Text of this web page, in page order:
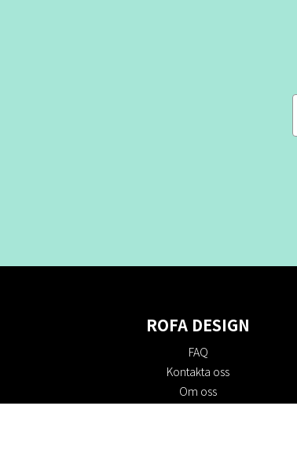
ROFA DESIGN
FAQ
Kontakta oss
Om oss